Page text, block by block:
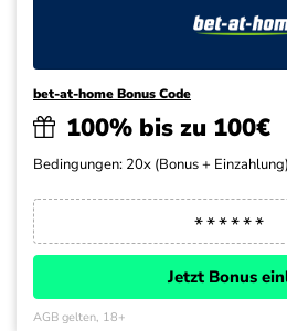
bet-at-home Bonus Code
100% bis zu 100€
Bedingungen: 20x (Bonus +
Jetzt Bonus
AGB gelten, 18+